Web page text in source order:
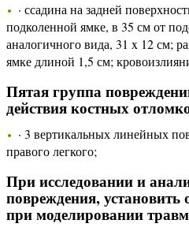
· ссадина на задней
подколенной ямке, в 35 см от
аналогичного вида, 31 x 12 см;
ямке длиной 1,5 см;
Пятая группа
действия костных
· 3 вертикальных линейных
правого легкого;
При исследовании и
повреждения,
при моделировании